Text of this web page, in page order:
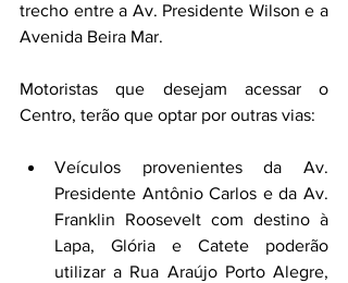
trecho entre a Av. Presidente Wilson e a
Avenida Beira Mar.
Motoristas que desejam acessar o
Centro, terão que optar por outras vias:
Veículos provenientes da Av.
Presidente Antônio Carlos e da Av.
Franklin Roosevelt com destino à
Lapa, Glória e Catete poderão
utilizar a Rua Araújo Porto Alegre,